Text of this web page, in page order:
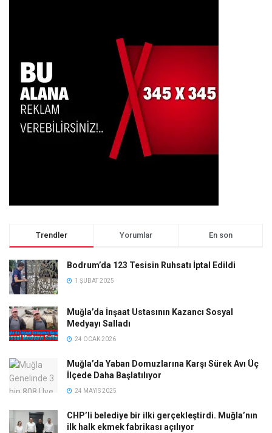
Trendler Yorumlar En son
Bodrum’da 123 Tesisin Ruhsatı İptal Edildi
1 ŞUBAT 2025
Muğla’da İnşaat Ustasının Kazancı Sosyal
Medyayı Salladı
24 OCAK 2026
Muğla’da Yaban Domuzlarına Karşı Sürek Avı Üç
İlçede Daha Başlatılıyor
24 MAYIS 2025
CHP’li belediye bir ilki gerçekleştirdi. Muğla’nın
ilk halk ekmek fabrikası açılıyor